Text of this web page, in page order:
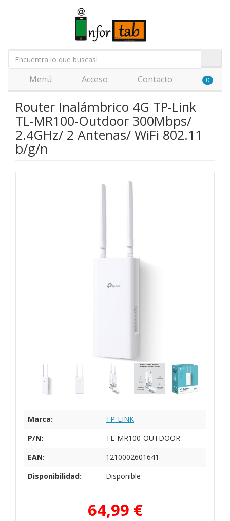
Menú Acceso Contacto 0
Router Inalámbrico 4G TP-Link
TL-MR100-Outdoor 300Mbps/
2.4GHz/ 2 Antenas/ WiFi 802.11
b/g/n
Marca:
TP-LINK
P/N:
TL-MR100-OUTDOOR
EAN:
1210002601641
Disponibilidad:
Disponible
64,99 €